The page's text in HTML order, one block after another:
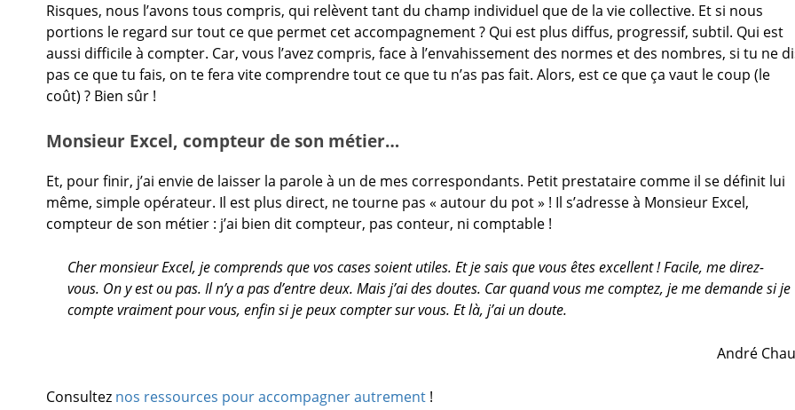
Risques, nous l’avons tous compris, qui relèvent tant du champ individuel que de la vie collective. Et si nous
portions le regard sur tout ce que permet cet accompagnement ? Qui est plus diffus, progressif, subtil. Qui est
aussi difficile à compter. Car, vous l’avez compris, face à l’envahissement des normes et des nombres, si tu ne
pas ce que tu fais, on te fera vite comprendre tout ce que tu n’as pas fait. Alors, est ce que ça vaut le coup (le
coût) ? Bien sûr !
Monsieur Excel, compteur de son métier…
Et, pour finir, j’ai envie de laisser la parole à un de mes correspondants. Petit prestataire comme il se définit lui
même, simple opérateur. Il est plus direct, ne tourne pas « autour du pot » ! Il s’adresse à Monsieur Excel,
compteur de son métier : j’ai bien dit compteur, pas conteur, ni comptable !
Cher monsieur Excel, je comprends que vos cases soient utiles. Et je sais que vous êtes excellent ! Facile, me direz-
vous. On y est ou pas. Il n’y a pas d’entre deux. Mais j’ai des doutes. Car quand vous me comptez, je me demande si je
compte vraiment pour vous, enfin si je peux compter sur vous. Et là, j’ai un doute.
André
Consultez nos ressources pour accompagner autrement !